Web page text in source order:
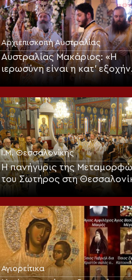
Αρχιεπισκοπή Αυστραλίας
Αυστραλίας Μακάριος: «Η
ιερωσύνη είναι η κατ’ εξοχήν
μεταμορφωτική δύναμη μέσα
πνευματικά»
Ι.Μ. Θεσσαλονίκης
Η πανήγυρις της
του Σωτήρος στη
Αγιορείτικα